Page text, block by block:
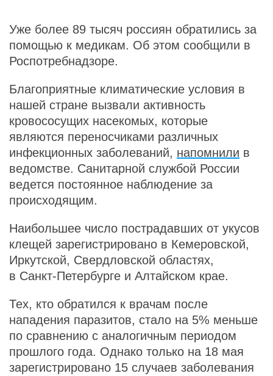
Уже более 89 тысяч россиян обратились за
помощью к медикам. Об этом сообщили в
Роспотребнадзоре.
Благоприятные климатические условия в
нашей стране вызвали активность
кровососущих насекомых, которые
являются переносчиками различных
инфекционных заболеваний, напомнили в
ведомстве. Санитарной службой России
ведется постоянное наблюдение за
происходящим.
Наибольшее число пострадавших от укусов
клещей зарегистрировано в Кемеровской,
Иркутской, Свердловской областях,
в Санкт-Петербурге и Алтайском крае.
Тех, кто обратился к врачам после
нападения паразитов, стало на 5% меньше
по сравнению с аналогичным периодом
прошлого года. Однако только на 18 мая
зарегистрировано 15 случаев заболевания